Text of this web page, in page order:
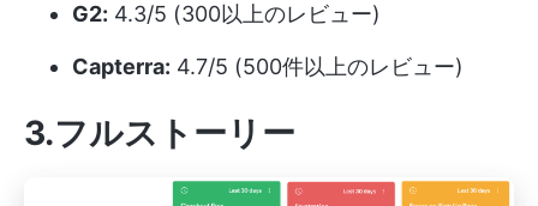
G2: 4.3/5 (300以上のレビュー)
Capterra: 4.7/5 (500件以上のレビュー)
3.フルストーリー